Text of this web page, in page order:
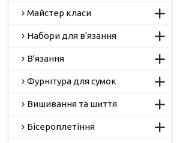
Майстер класи
Набори для в'язання
В'язання
Фурнітура для сумок
Вишивання та шиття
Бісероплетіння